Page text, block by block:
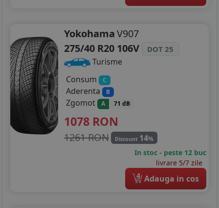
YokohamaV907
275/40 R20 106V
DOT 25
Turisme
Consum
C
Aderenta B
Zgomot A 71 dB
1078 RON
1261 RON Discount 14%
In stoc - peste 12 buc
livrare 5/7 zile
4 Adauga in cos